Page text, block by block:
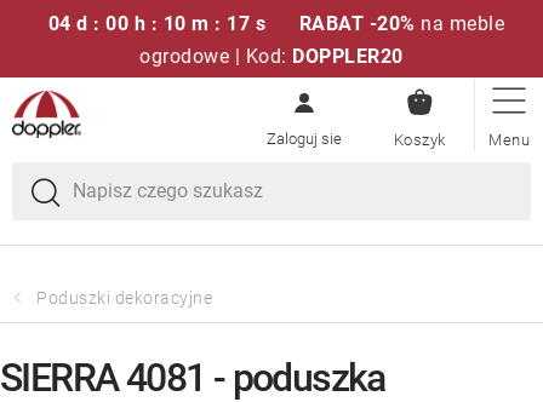
04 d : 00 h : 10 m : 17 s RABAT -20% na meble
ogrodowe | Kod: DOPPLER20
Przejść
do
treści
KOSZYK
Zestawy sof
Parasole ogrodowe
Poduszki i poduszki siedziskowe
Poduszki dekoracyjne
SIERRA 4081 - poduszka